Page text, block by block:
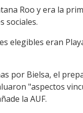
Roo y era la
sociales.
elegibles eran
por Bielsa, el
"aspectos
la AUF.